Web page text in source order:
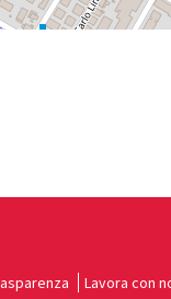
Lavora con